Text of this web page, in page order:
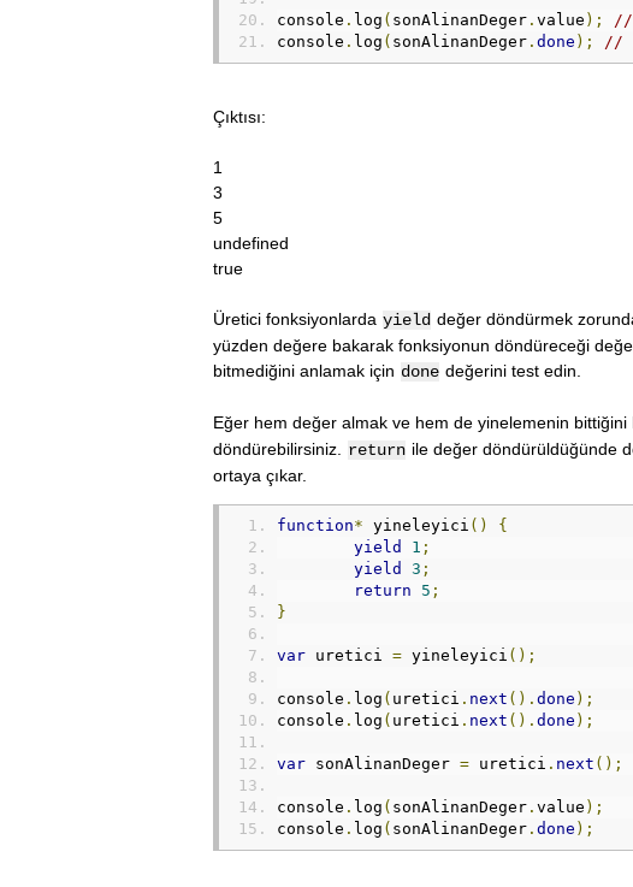
console . log ( sonAlinanDeger . value );
//
console . log ( sonAlinanDeger . done ); //
Çıktısı:
1
3
5
undefined
true
Üretici fonksiyonlarda yield değer döndürmek
yüzden değere bakarak fonksiyonun döndüreceği
bitmediğini anlamak için done değerini test edin.
Eğer hem değer almak ve hem de yinelemenin
döndürebilirsiniz.
return ile değer döndürüldüğünde
ortaya çıkar.
function* yineleyici ()
{
yield
1 ;
yield
3 ;
return
5 ;
}
var uretici = yineleyici ();
console . log ( uretici . next (). done );
console . log ( uretici . next (). done );
var sonAlinanDeger = uretici . next ();
console . log ( sonAlinanDeger . value );
console . log ( sonAlinanDeger . done );